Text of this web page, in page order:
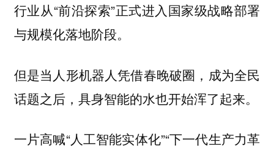
行业从“前沿探索”正式进入国家级战略部署
与规模化落地阶段。
但是当人形机器人凭借春晚破圈，成为全民
话题之后，具身智能的水也开始浑了起来。
一片高喊“人工智能实体化”“下一代生产力革